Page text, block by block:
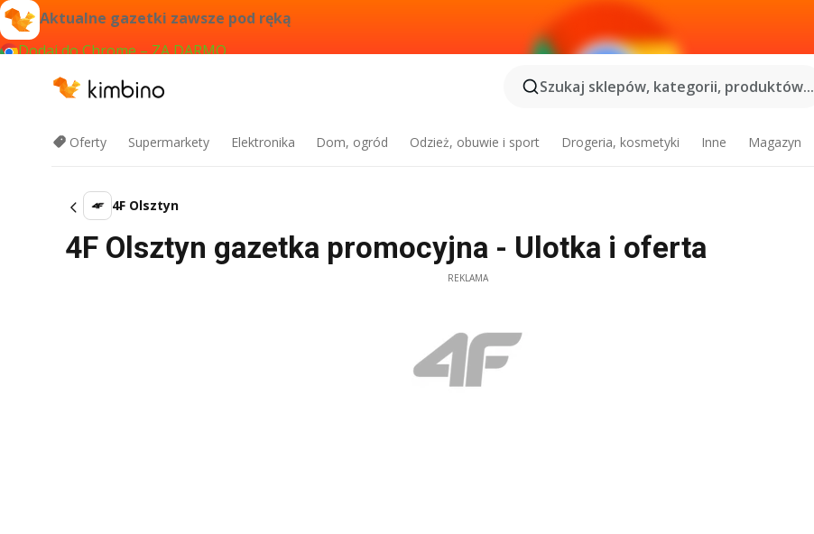
Aktualne gazetki zawsze pod ręką
Dodaj do Chrome – ZA DARMO
Szukaj sklepów, kategorii, produktów...
Oferty Supermarkety Elektronika Dom, ogród Odzież, obuwie i sport Drogeria, kosmetyki Inne Magazyn
4F Olsztyn
4F Olsztyn gazetka promocyjna - Ulotka i oferta
REKLAMA